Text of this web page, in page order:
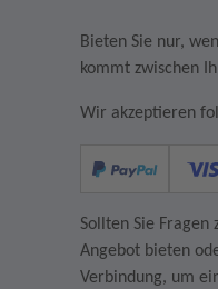
Bieten Sie nur,
kommt zwischen
Wir akzeptieren
Sollten Sie Fragen
Angebot bieten
Verbindung, um